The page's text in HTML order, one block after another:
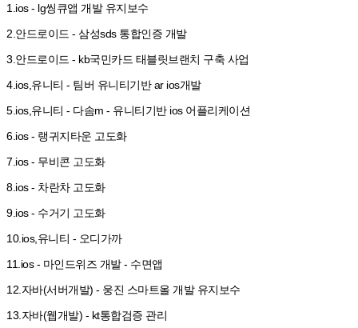
1.ios - lg씽큐앱 개발 유지보수
2.안드로이드 - 삼성sds 통합인증 개발
3.안드로이드 - kb국민카드 태블릿브랜치 구축 사업
4.ios,유니티 - 팀버 유니티기반 ar ios개발
5.ios,유니티 - 다솜m - 유니티기반 ios 어플리케이션
6.ios - 랭귀지타운 고도화
7.ios - 무비콘 고도화
8.ios - 차란차 고도화
9.ios - 수거기 고도화
10.ios,유니티 - 오디가까
11.ios - 마인드위즈 개발 - 수면앱
12.자바(서버개발) - 웅진 스마트올 개발 유지보수
13.자바(웹개발) - kt통합검증 관리